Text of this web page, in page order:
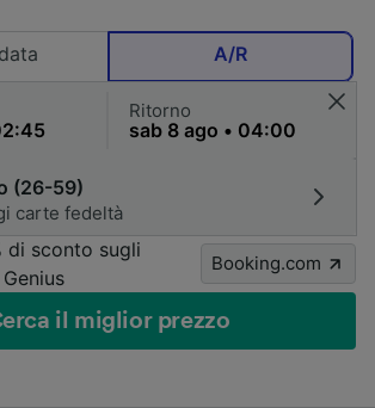
A/R
Ritorno
(26-59)
carte fedeltà
di sconto sugli
Booking.com
il miglior prezzo